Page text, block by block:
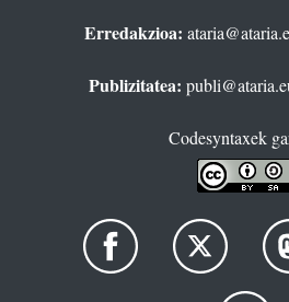
Erredakzioa:
Publizitatea:
Codesyntaxek